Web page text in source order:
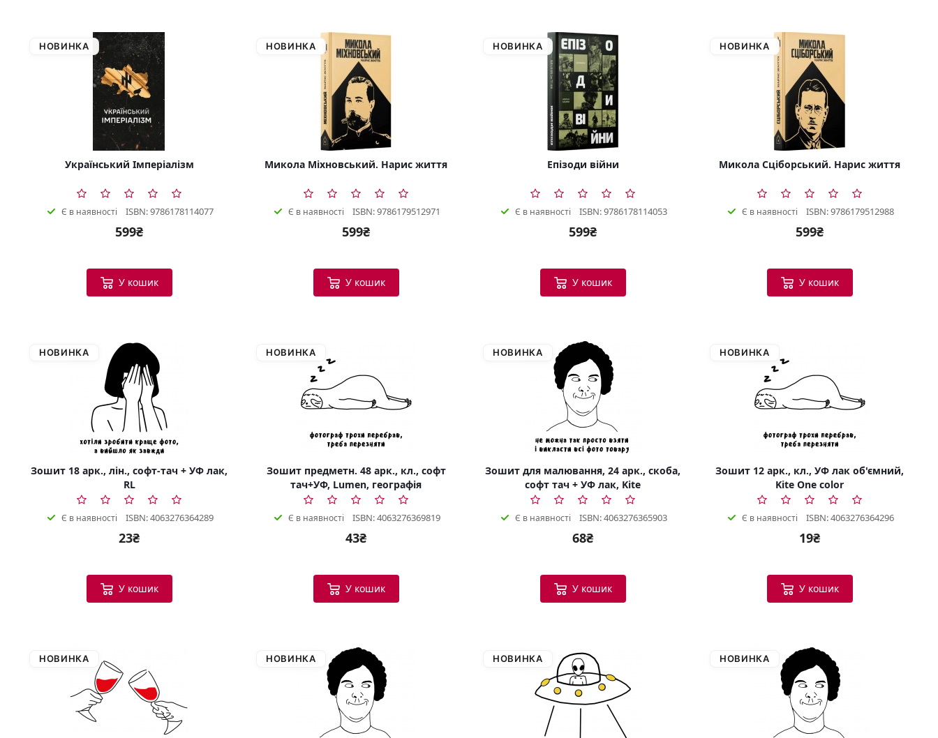
НОВИНКА
Український Імперіалізм
Є в наявності ISBN: 9786178114077
599₴
У кошик
НОВИНКА
Микола Міхновський. Нарис життя
Є в наявності ISBN: 9786179512971
599₴
У кошик
НОВИНКА
Епізоди війни
Є в наявності ISBN: 9786178114053
599₴
У кошик
НОВИНКА
Микола Сціборський. Нарис життя
Є в наявності ISBN: 9786179512988
599₴
У кошик
НОВИНКА
Зошит 18 арк., лін., софт-тач + УФ лак,
RL
Є в наявності ISBN: 4063276364289
23₴
У кошик
НОВИНКА
Зошит предметн. 48 арк., кл., софт
тач+УФ, Lumen, географія
Є в наявності ISBN: 4063276369819
43₴
У кошик
НОВИНКА
Зошит для малювання, 24 арк., скоба,
софт тач + УФ лак, Kite
Є в наявності ISBN: 4063276365903
68₴
У кошик
НОВИНКА
Зошит 12 арк., кл., УФ лак об'ємний,
Kite One color
Є в наявності ISBN: 4063276364296
19₴
У кошик
НОВИНКА НОВИНКА НОВИНКА НОВИНКА